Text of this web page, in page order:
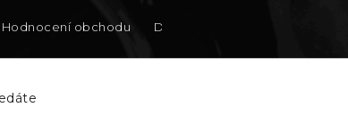
Hodnocení obchodu Doručení na SK